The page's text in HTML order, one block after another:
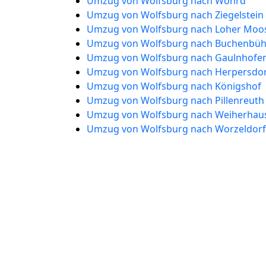
Umzug von Wolfsburg nach Ziegelstein
Umzug von Wolfsburg nach Loher
Umzug von Wolfsburg nach
Umzug von Wolfsburg nach
Umzug von Wolfsburg nach
Umzug von Wolfsburg nach Königshof
Umzug von Wolfsburg nach Pillenreuth
Umzug von Wolfsburg nach
Umzug von Wolfsburg nach Worzeldorf